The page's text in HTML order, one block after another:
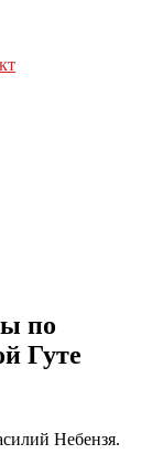
по
Гуте
Небензя.